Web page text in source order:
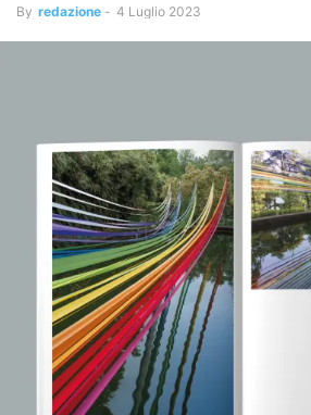
By redazione - 4 Luglio 2023